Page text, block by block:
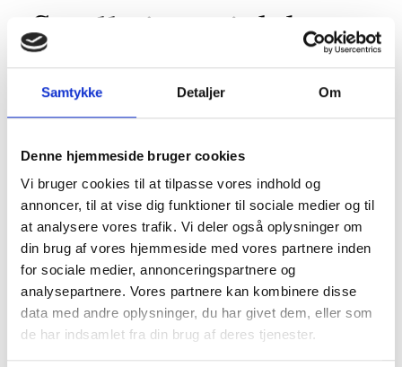
Samtykke Detaljer Om
Denne hjemmeside bruger cookies
Vi bruger cookies til at tilpasse vores indhold og
annoncer, til at vise dig funktioner til sociale medier og til
at analysere vores trafik. Vi deler også oplysninger om
din brug af vores hjemmeside med vores partnere inden
for sociale medier, annonceringspartnere og
analysepartnere. Vores partnere kan kombinere disse
data med andre oplysninger, du har givet dem, eller som
de har indsamlet fra din brug af deres tjenester.
Smalle jeans i dyb og
ensfarvet mørkeblå
denim med høj talje
og plads til mave og
lår fra Pulz.
Model Suzy er den nye smalle udgave af Pulz jeans
model Haya,som også havde plads til kvindelige
former.
Stoffet er blødt og elastisk og skønt at have på.